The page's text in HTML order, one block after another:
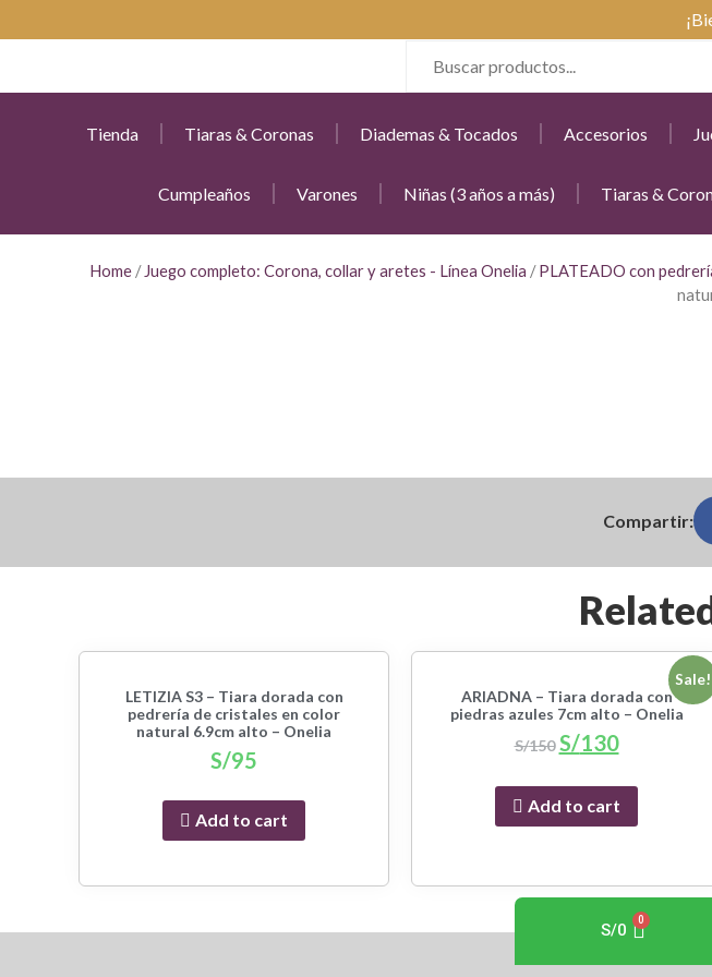
Tienda Tiaras & Coronas Diademas & Tocados Accesorios
Cumpleaños Varones Niñas (3 años a más) Tiaras &
Home/ Juego completo: Corona, collar y aretes - Línea Onelia /PLATEADO con
Compartir:
LETIZIA S3 – Tiara dorada con
pedrería de cristales en color
natural 6.9cm alto – Onelia
S/95
Add to cart
Sale!
ARIADNA – Tiara dorada con
piedras azules 7cm alto – Onelia
S/150 S/130
Add to cart
S/0